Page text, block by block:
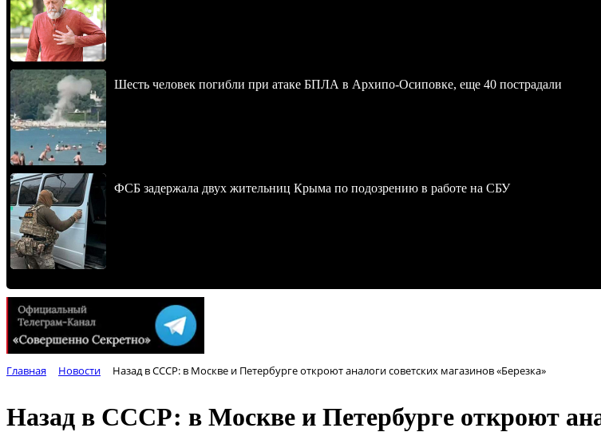
Шесть человек погибли при атаке БПЛА в Архипо-Осиповке, еще 40 пострадали
ФСБ задержала двух жительниц Крыма по подозрению в работе на СБУ
Главная Новости Назад в СССР: в Москве и Петербурге откроют аналоги советских магазинов «Березка»
Назад в СССР: в Москве и Петербурге откроют